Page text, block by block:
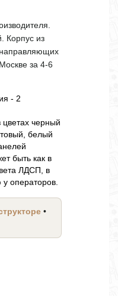
Корпус из
за 4-6
- 2
черный
белый
быть как в
ЛДСП, в
операторов.
•